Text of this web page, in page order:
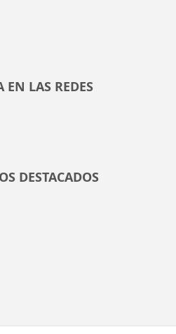
EN LAS REDES
DESTACADOS